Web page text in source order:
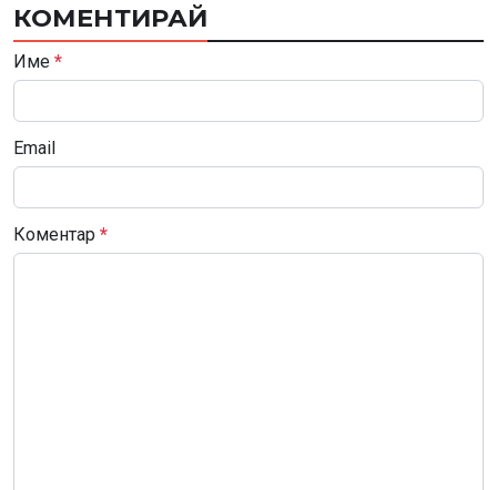
КОМЕНТИРАЙ
Име *
Email
Коментар *